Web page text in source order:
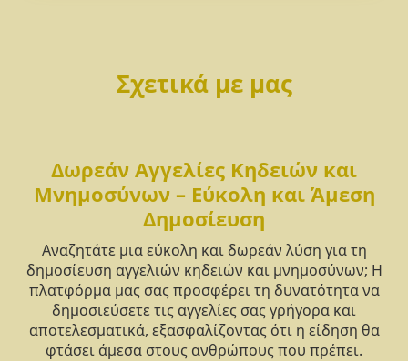
Σχετικά με μας
Δωρεάν Αγγελίες Κηδειών και
Μνημοσύνων – Εύκολη και Άμεση
Δημοσίευση
Αναζητάτε μια εύκολη και δωρεάν λύση για τη
δημοσίευση αγγελιών κηδειών και μνημοσύνων; Η
πλατφόρμα μας σας προσφέρει τη δυνατότητα να
δημοσιεύσετε τις αγγελίες σας γρήγορα και
αποτελεσματικά, εξασφαλίζοντας ότι η είδηση θα
φτάσει άμεσα στους ανθρώπους που πρέπει.